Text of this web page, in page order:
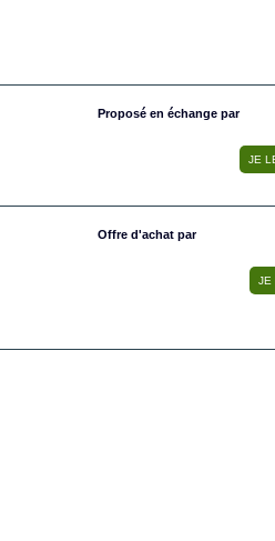
Proposé en échange par
Offre d'achat par